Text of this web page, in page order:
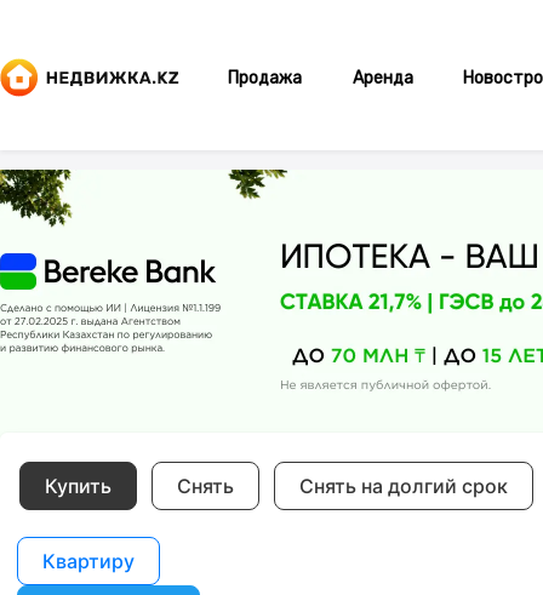
Продажа Аренда
Купить Снять Снять на долгий срок
Квартиру